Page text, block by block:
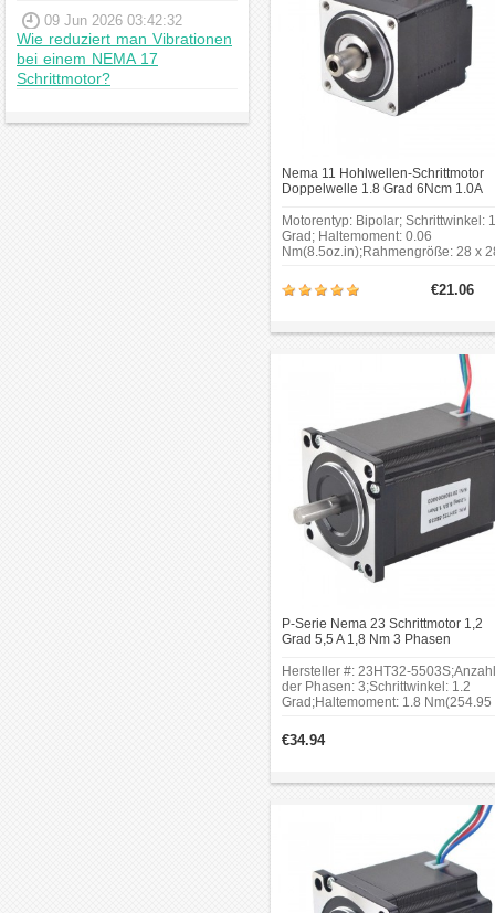
09 Jun 2026 03:42:32
Wie reduziert man Vibrationen
bei einem NEMA 17
Schrittmotor?
Nema 11 Hohlwellen-Schrittmotor
Doppelwelle 1.8 Grad 6Ncm 1.0A
Motorentyp: Bipolar; Schrittwinkel:
Grad; Haltemoment: 0.06
Nm(8.5oz.in);Rahmengröße: 28 x
Wellendurchmesser: Φ6 mm;
Innenwellendurchmesser: Φ3 mm;
Hintere Schaftlänge: 5 mm.
€21.06
P-Serie Nema 23 Schrittmotor 1,2
Grad 5,5 A 1,8 Nm 3 Phasen
Schrittmotor
Hersteller #: 23HT32-5503S;Anzahl
der Phasen: 3;Schrittwinkel: 1.2
Grad;Haltemoment: 1.8 Nm(254.95
mm;Körper Länge: 80.5
mm;Schaftdurchmesser: Φ8
Wellenlänge: 15 mm.
€34.94